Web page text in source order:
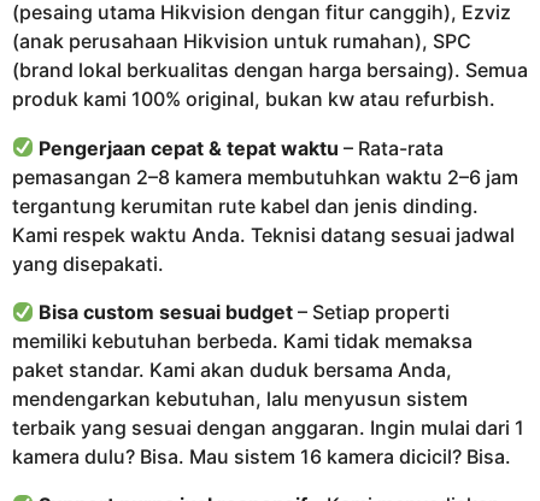
(pesaing utama Hikvision dengan fitur canggih), Ezviz
(anak perusahaan Hikvision untuk rumahan), SPC
(brand lokal berkualitas dengan harga bersaing). Semua
produk kami 100% original, bukan kw atau refurbish.
Pengerjaan cepat & tepat waktu – Rata-rata
pemasangan 2–8 kamera membutuhkan waktu 2–6 jam
tergantung kerumitan rute kabel dan jenis dinding.
Kami respek waktu Anda. Teknisi datang sesuai jadwal
yang disepakati.
Bisa custom sesuai budget – Setiap properti
memiliki kebutuhan berbeda. Kami tidak memaksa
paket standar. Kami akan duduk bersama Anda,
mendengarkan kebutuhan, lalu menyusun sistem
terbaik yang sesuai dengan anggaran. Ingin mulai dari 1
kamera dulu? Bisa. Mau sistem 16 kamera dicicil? Bisa.